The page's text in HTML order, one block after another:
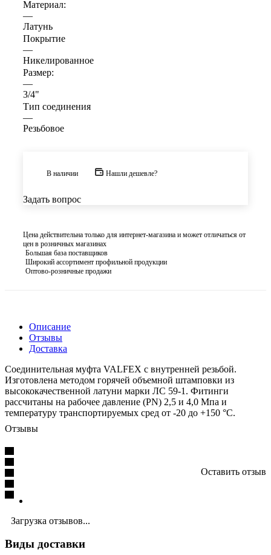
Материал:
—
Латунь
Покрытие
—
Никелированное
Размер:
—
3/4"
Тип соединения
—
Резьбовое
В наличии Нашли дешевле?
Задать вопрос
Цена действительна только для интернет-магазина и может отличаться от
цен в розничных магазинах
Большая база поставщиков
Широкий ассортимент профильной продукции
Оптово-розничные продажи
Описание
Отзывы
Доставка
Соединительная муфта VALFEX с внутренней резьбой.
Изготовлена методом горячей объемной штамповки из
высококачественной латуни марки ЛС 59-1. Фитинги
рассчитаны на рабочее давление (PN) 2,5 и 4,0 Мпа и
температуру транспортируемых сред от -20 до +150 °С.
Отзывы
Оставить отзыв
Загрузка отзывов...
Виды доставки